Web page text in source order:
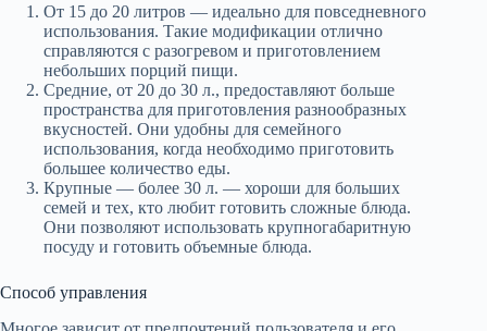
От 15 до 20 литров — идеально для повседневного
использования. Такие модификации отлично
справляются с разогревом и приготовлением
небольших порций пищи.
Средние, от 20 до 30 л., предоставляют больше
пространства для приготовления разнообразных
вкусностей. Они удобны для семейного
использования, когда необходимо приготовить
большее количество еды.
Крупные — более 30 л. — хороши для больших
семей и тех, кто любит готовить сложные блюда.
Они позволяют использовать крупногабаритную
посуду и готовить объемные блюда.
Способ управления